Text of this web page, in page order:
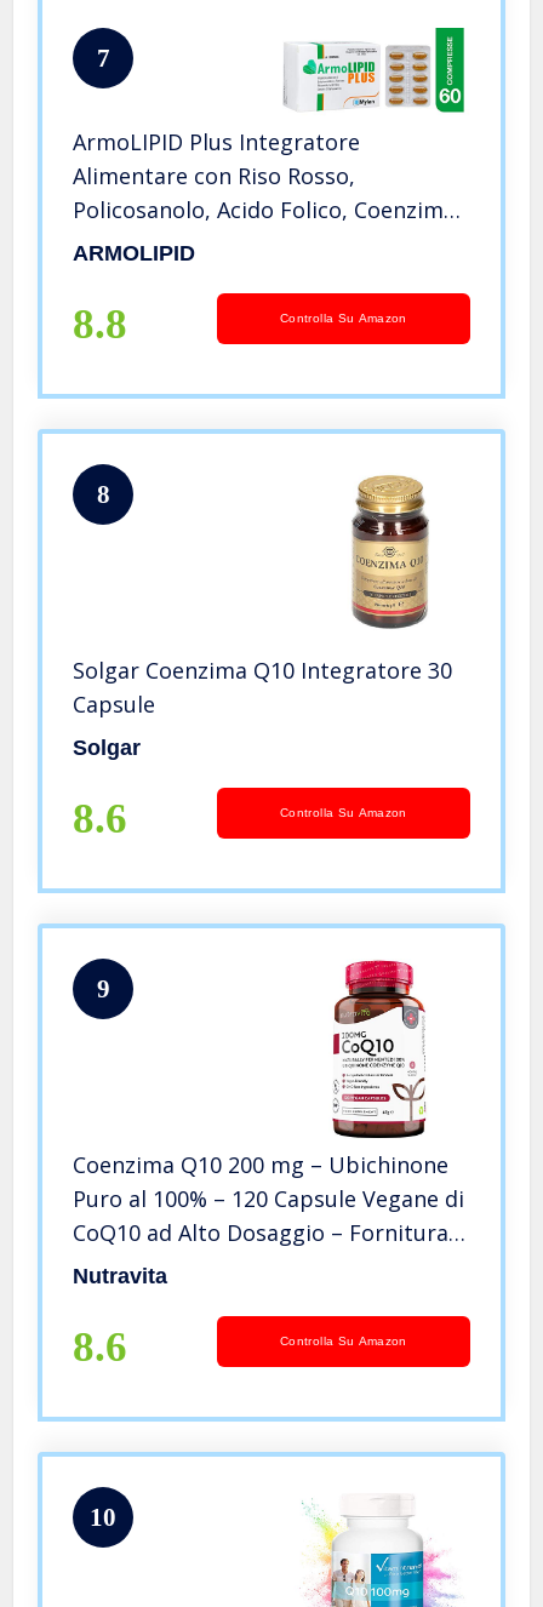
7
ArmoLIPID Plus Integratore
Alimentare con Riso Rosso,
Policosanolo, Acido Folico, Coenzima
Q10 E Astaxantina e Berberis Aristata
Trigliceridi Plasmatici 60 Compresse
ARMOLIPID
8.8 Controlla Su Amazon
8
Solgar Coenzima Q10 Integratore 30
Capsule
Solgar
8.6 Controlla Su Amazon
9
Coenzima Q10 200 mg – Ubichinone
Puro al 100% – 120 Capsule Vegane di
CoQ10 ad Alto Dosaggio – Fornitura
di 4 Mesi -Ubichinone Fermentato
Unito da Nutravita
Nutravita
8.6 Controlla Su Amazon
10